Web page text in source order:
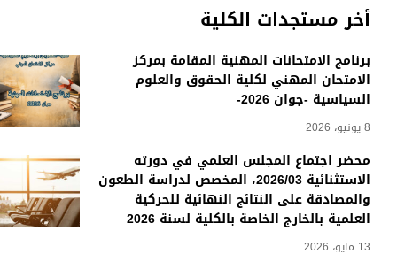
أخر مستجدات الكلية
برنامج الامتحانات المهنية المقامة بمركز
الامتحان المهني لكلية الحقوق والعلوم
السياسية -جوان 2026-
8 يونيو، 2026
محضر اجتماع المجلس العلمي في دورته
الاستثنائية 2026/03، المخصص لدراسة الطعون
والمصادقة على النتائج النهائية للحركية
العلمية بالخارج الخاصة بالكلية لسنة 2026
13 مايو، 2026